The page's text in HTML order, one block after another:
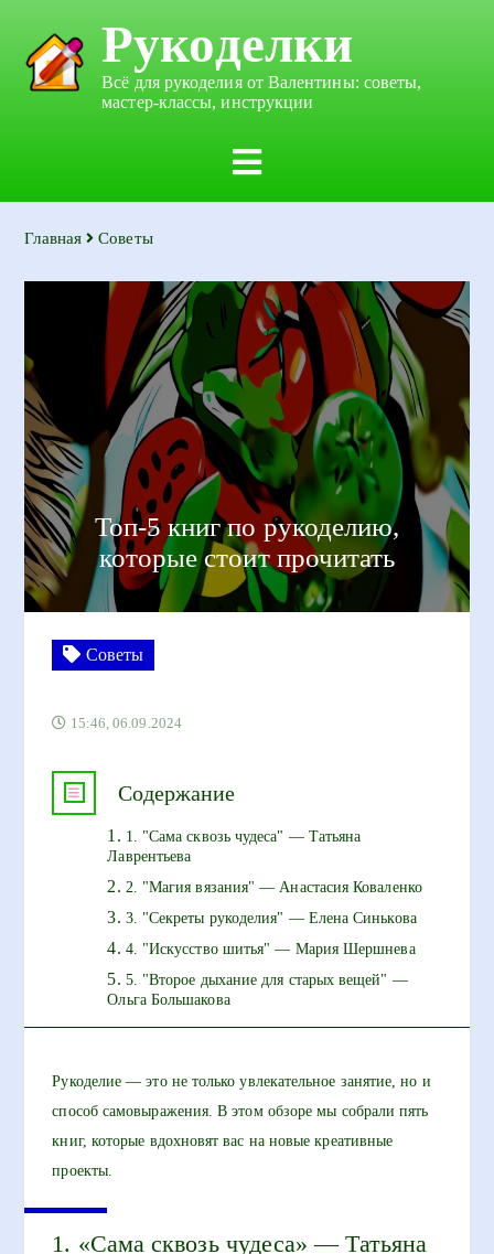
Рукоделки
Всё для рукоделия от Валентины: советы,
мастер-классы, инструкции
Главная Советы
Топ-5 книг по рукоделию,
которые стоит прочитать
Советы
15:46, 06.09.2024
Содержание
1. "Сама сквозь чудеса" — Татьяна
Лаврентьева
2. "Магия вязания" — Анастасия Коваленко
3. "Секреты рукоделия" — Елена Синькова
4. "Искусство шитья" — Мария Шершнева
5. "Второе дыхание для старых вещей" —
Ольга Большакова
Рукоделие — это не только увлекательное занятие, но и
способ самовыражения. В этом обзоре мы собрали пять
книг, которые вдохновят вас на новые креативные
проекты.
1. «Сама сквозь чудеса» — Татьяна